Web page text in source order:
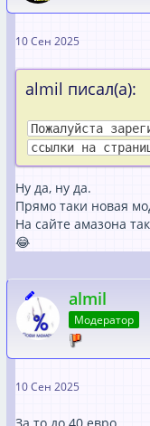
10 Сен 2025
almil писал(а):
Пожалуйста
ссылки на
Ну да, ну да.
Прямо таки новая
На сайте амазона
😂
almil
Модератор
10 Сен 2025
За то до 40 евро.